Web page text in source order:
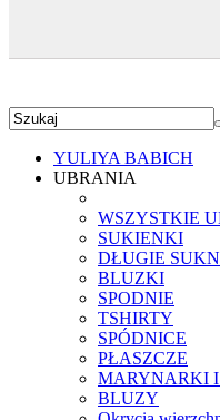
YULIYA BABICH
UBRANIA
WSZYSTKIE
SUKIENKI
DŁUGIE
BLUZKI
SPODNIE
TSHIRTY
SPÓDNICE
PŁASZCZE
MARYNARKI
BLUZY